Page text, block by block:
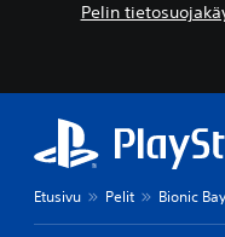
Pelin
Etusivu Pelit Bionic Bay